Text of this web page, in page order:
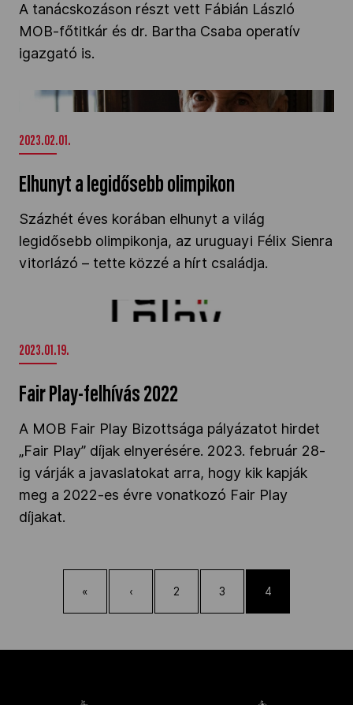
A tanácskozáson részt vett Fábián László
MOB-főtitkár és dr. Bartha Csaba operatív
igazgató is.
Elhunyt a legidősebb olimpikon" />
2023.02.01.
Elhunyt a legidősebb olimpikon
Százhét éves korában elhunyt a világ
legidősebb olimpikonja, az uruguayi Félix Sienra
vitorlázó – tette közzé a hírt családja.
Fair Play-felhívás 2022" />
2023.01.19.
Fair Play-felhívás 2022
A MOB Fair Play Bizottsága pályázatot hirdet
„Fair Play” díjak elnyerésére. 2023. február 28-
ig várják a javaslatokat arra, hogy kik kapják
meg a 2022-es évre vonatkozó Fair Play
díjakat.
« ‹ 2 3 4